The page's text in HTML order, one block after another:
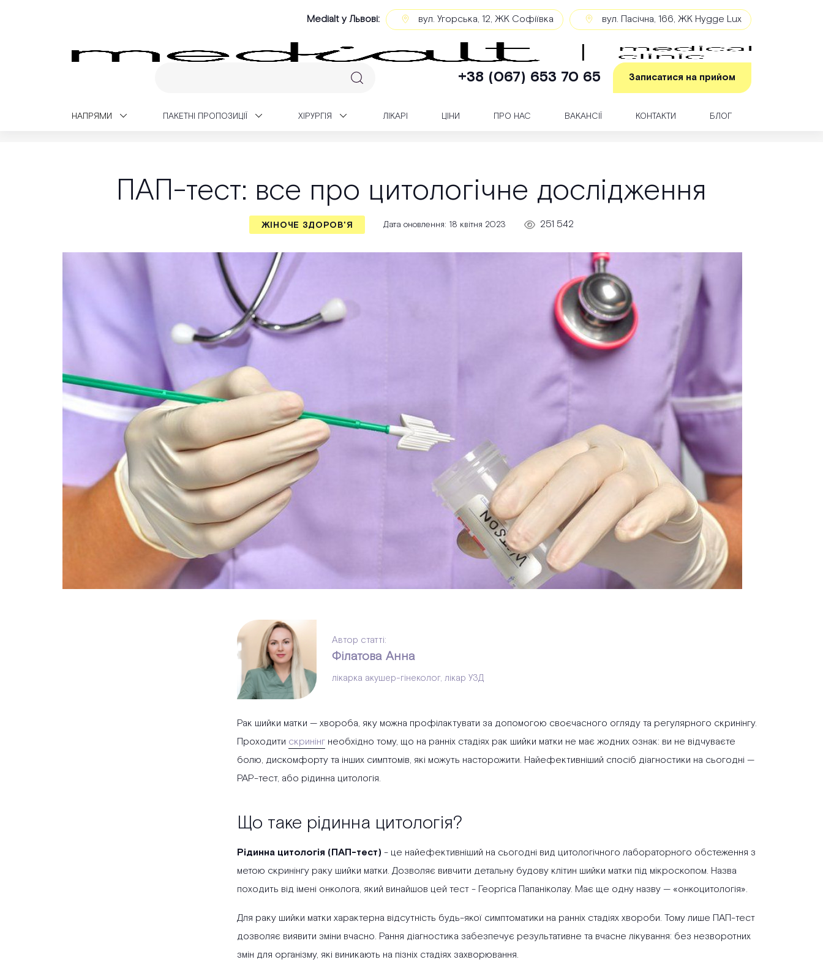
Medialt у Львові: вул. Угорська, 12, ЖК Софіївка вул. Пасічна, 166, ЖК Hygge Lux
+38 (067) 653 70 65 Записатися на прийом
НАПРЯМИ ПАКЕТНІ ПРОПОЗИЦІЇ XІРУРГІЯ ЛІКАРІ ЦІНИ ПРО НАС ВАКАНСІЇ КОНТАКТИ БЛОГ
ПАП-тест: все про цитологічне дослідження
ЖІНОЧЕ ЗДОРОВ'Я Дата оновлення: 18 квітня 2023 251 542
Автор статті:
Філатова Анна
лікарка акушер-гінеколог, лікар УЗД
Рак шийки матки — хвороба, яку можна профілактувати за допомогою своєчасного огляду та регулярного скринінгу.
Проходити скринінг необхідно тому, що на ранніх стадіях рак шийки матки не має жодних ознак: ви не відчуваєте
болю, дискомфорту та інших симптомів, які можуть насторожити. Найефективніший спосіб діагностики на сьогодні —
PAP-тест, або рідинна цитологія.
Що таке рідинна цитологія?
Рідинна цитологія (ПАП-тест) - це найефективніший на сьогодні вид цитологічного лабораторного обстеження з
метою скринінгу раку шийки матки. Дозволяє вивчити детальну будову клітин шийки матки під мікроскопом. Назва
походить від імені онколога, який винайшов цей тест - Георгіса Папаніколау. Має ще одну назву — «онкоцитологія».
Для раку шийки матки характерна відсутність будь-якої симптоматики на ранніх стадіях хвороби. Тому лише ПАП-тест
дозволяє виявити зміни вчасно. Рання діагностика забезпечує результативне та вчасне лікування: без незворотних
змін для організму, які виникають на пізніх стадіях захворювання.